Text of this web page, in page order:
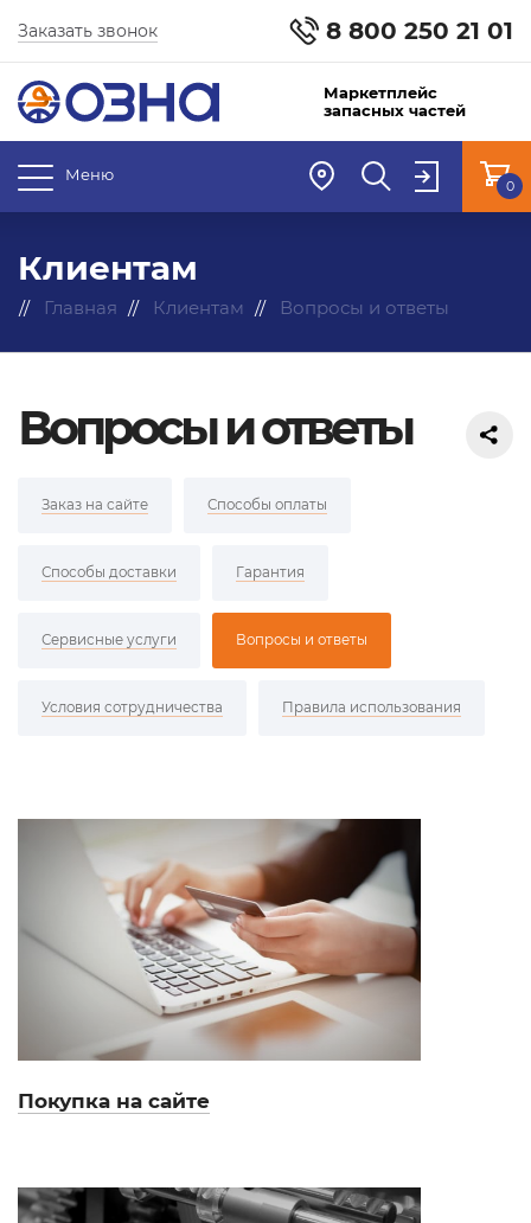
8 800 250 21 01
Заказать звонок
Маркетплейс
запасных частей
Меню
0
Клиентам
Главная Клиентам Вопросы и ответы
Вопросы и ответы
Заказ на сайте Способы оплаты
Способы доставки Гарантия
Сервисные услуги Вопросы и ответы
Условия сотрудничества Правила использования
Покупка на сайте